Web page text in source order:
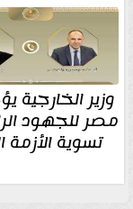
وزير الخارجية
مصر للجهود
تسوية الأزمة